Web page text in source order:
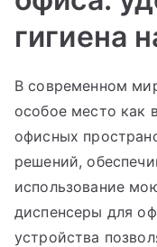
гигиена
В современном
особое место как
офисных
решений,
использование
диспенсеры для
устройства